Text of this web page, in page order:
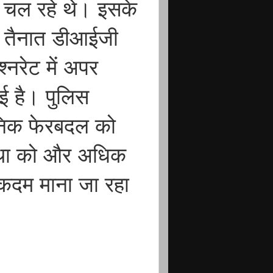
चल रहे थे। इसके
तैनात डीआईजी
में अपर
है। पुलिस
फेरबदल को
को और अधिक
माना जा रहा